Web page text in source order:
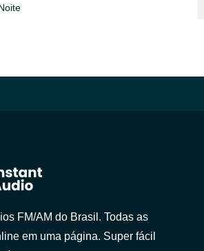
FM/AM do Brasil. Todas as
em uma página. Super fácil